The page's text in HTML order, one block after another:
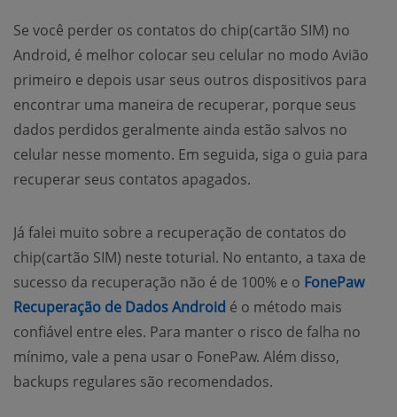
Se você perder os contatos do chip(cartão SIM) no
Android, é melhor colocar seu celular no modo Avião
primeiro e depois usar seus outros dispositivos para
encontrar uma maneira de recuperar, porque seus
dados perdidos geralmente ainda estão salvos no
celular nesse momento. Em seguida, siga o guia para
recuperar seus contatos apagados.
Já falei muito sobre a recuperação de contatos do
chip(cartão SIM) neste toturial. No entanto, a taxa de
sucesso da recuperação não é de 100% e o FonePaw
Recuperação de Dados Android é o método mais
confiável entre eles. Para manter o risco de falha no
mínimo, vale a pena usar o FonePaw. Além disso,
backups regulares são recomendados.